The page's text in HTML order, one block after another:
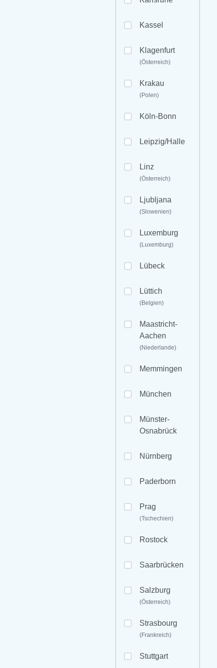
Kassel
Klagenfurt
(Österreich)
Krakau
(Polen)
Köln-Bonn
Leipzig/Halle
Linz
(Österreich)
Ljubljana
(Slowenien)
Luxemburg
(Luxemburg)
Lübeck
Lüttich
(Belgien)
Maastricht-
Aachen
(Niederlande)
Memmingen
München
Münster-
Osnabrück
Nürnberg
Paderborn
Prag
(Tschechien)
Rostock
Saarbrücken
Salzburg
(Österreich)
Strasbourg
(Frankreich)
Stuttgart